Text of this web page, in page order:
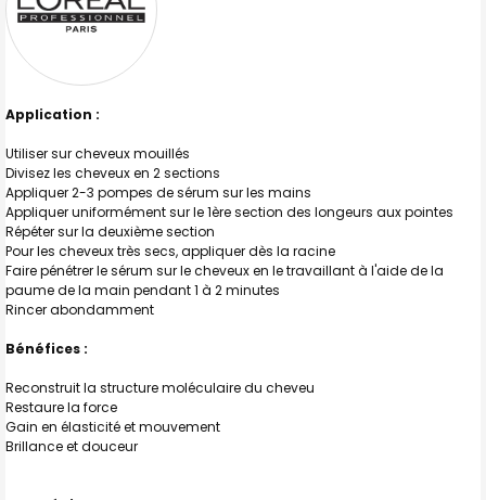
Application :
Utiliser sur cheveux mouillés
Divisez les cheveux en 2 sections
Appliquer 2-3 pompes de sérum sur les mains
Appliquer uniformément sur le 1ère section des longeurs aux pointes
Répéter sur la deuxième section
Pour les cheveux très secs, appliquer dès la racine
Faire pénétrer le sérum sur le cheveux en le travaillant à l'aide de la
paume de la main pendant 1 à 2 minutes
Rincer abondamment
Bénéfices :
Reconstruit la structure moléculaire du cheveu
Restaure la force
Gain en élasticité et mouvement
Brillance et douceur